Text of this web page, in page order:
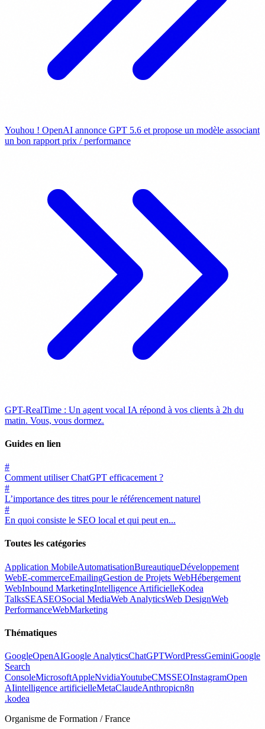
Youhou ! OpenAI annonce GPT 5.6 et propose un modèle associant
un bon rapport prix / performance
GPT-RealTime : Un agent vocal IA répond à vos clients à 2h du
matin. Vous, vous dormez.
Guides en lien
#
Comment utiliser ChatGPT efficacement ?
#
L’importance des titres pour le référencement naturel
#
En quoi consiste le SEO local et qui peut en...
Toutes les catégories
Application MobileAutomatisationBureautiqueDéveloppement
WebE-commerceEmailingGestion de Projets WebHébergement
WebInbound MarketingIntelligence ArtificielleKodea
TalksSEASEOSocial MediaWeb AnalyticsWeb DesignWeb
PerformanceWebMarketing
Thématiques
GoogleOpenAIGoogle AnalyticsChatGPTWordPressGeminiGoogle
Search
ConsoleMicrosoftAppleNvidiaYoutubeCMSSEOInstagramOpen
AIintelligence artificielleMetaClaudeAnthropicn8n
.kodea
Organisme de Formation / France